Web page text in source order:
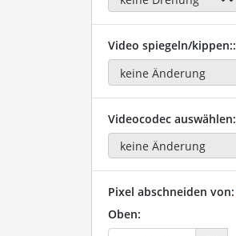
Video spiegeln/kippen::
Videocodec auswählen:
Pixel abschneiden von:
Oben: